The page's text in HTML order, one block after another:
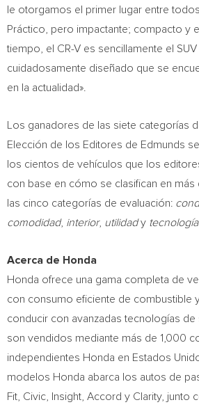
le otorgamos el primer lugar entre
Práctico, pero impactante; compacto y
tiempo, el CR-V es sencillamente el
cuidadosamente diseñado que se
en la actualidad».
Los ganadores de las siete categorías
Elección de los Editores de Edmunds
los cientos de vehículos que los
con base en cómo se clasifican en
las cinco categorías de evaluación:
comodidad, interior, utilidady tecnología.
Acerca de Honda
Honda ofrece una gama completa de
con consumo eficiente de combustible
conducir con avanzadas tecnologías
son vendidos mediante más de 1,000
independientes Honda en Estados
modelos Honda abarca los autos de
Fit, Civic, Insight, Accord y Clarity, junto